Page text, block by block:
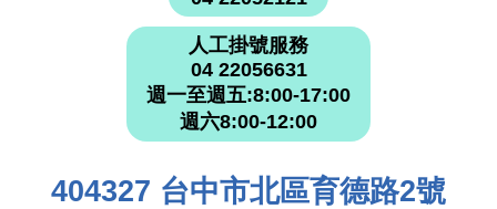
人工掛號服務
04 22056631
週一至週五:8:00-17:00
週六8:00-12:00
404327 台中市北區育德路2號